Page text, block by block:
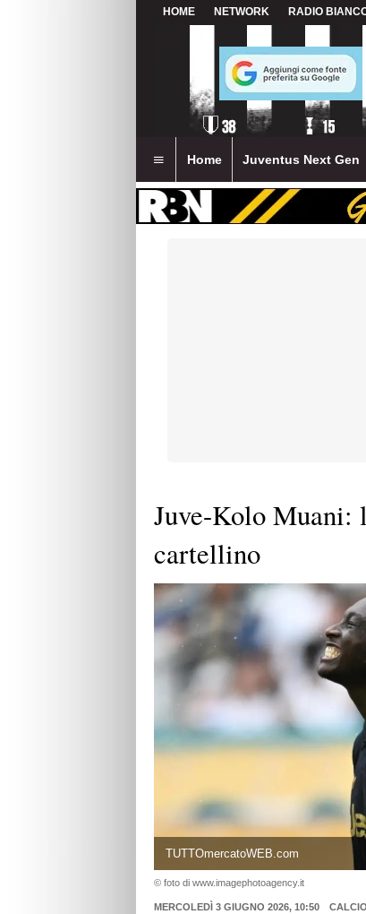
HOME NETWORK RADIO
Home Juventus Next Gen
Juve-Kolo Muani:
cartellino
TUTTOmercatoWEB.com
© foto di www.imagephotoagency.it
MERCOLEDÌ 3 GIUGNO 2026, 10:50